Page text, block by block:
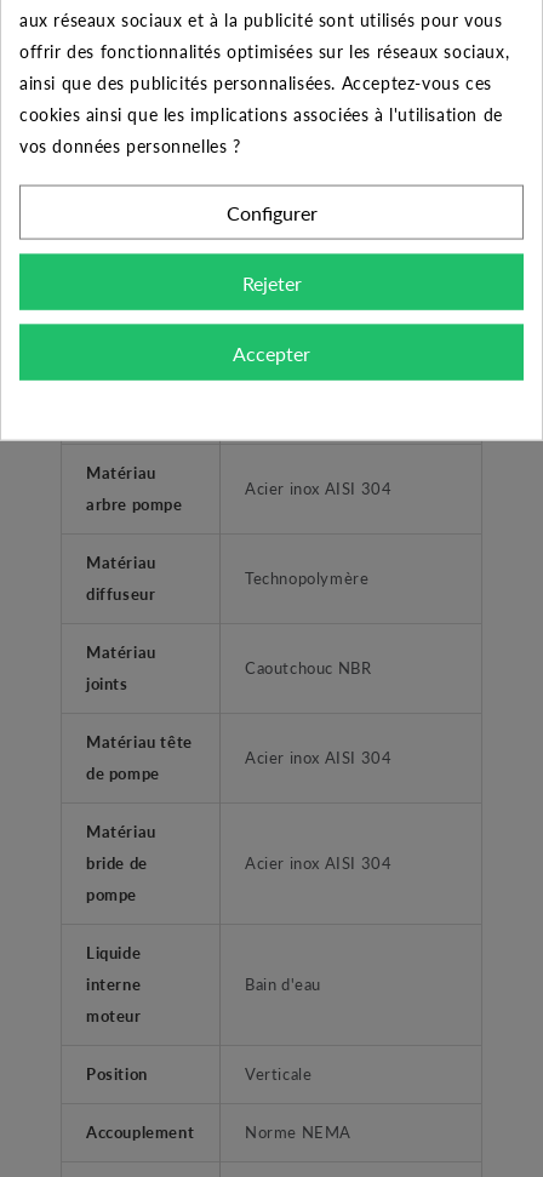
Clapet anti-
retour intégré
CONSTRUCTION POMPE
principal
Inox / Technopolymère
corps
Acier inox AISI 304
Matériau
Matériau
arbre pompe
Acier inox AISI 304
Matériau
diffuseur
Technopolymère
Matériau
joints
Caoutchouc NBR
Matériau tête
de pompe
Acier inox AISI 304
Matériau
bride de
pompe
Acier inox AISI 304
Liquide
interne
moteur
Bain d'eau
Position Verticale
Accouplement Norme NEMA
aux réseaux sociaux et à la publicité sont utilisés pour vous
offrir des fonctionnalités optimisées sur les réseaux sociaux,
ainsi que des publicités personnalisées. Acceptez-vous ces
cookies ainsi que les implications associées à l'utilisation de
vos données personnelles ?
Configurer
Rejeter
Accepter